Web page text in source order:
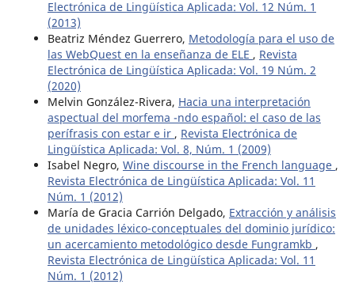
Electrónica de Lingüística Aplicada: Vol. 12 Núm. 1
(2013)
Beatriz Méndez Guerrero, Metodología para el uso de
las WebQuest en la enseñanza de ELE , Revista
Electrónica de Lingüística Aplicada: Vol. 19 Núm. 2
(2020)
Melvin González-Rivera, Hacia una interpretación
aspectual del morfema -ndo español: el caso de las
perífrasis con estar e ir , Revista Electrónica de
Lingüística Aplicada: Vol. 8, Núm. 1 (2009)
Isabel Negro, Wine discourse in the French language ,
Revista Electrónica de Lingüística Aplicada: Vol. 11
Núm. 1 (2012)
María de Gracia Carrión Delgado, Extracción y análisis
de unidades léxico-conceptuales del dominio jurídico:
un acercamiento metodológico desde Fungramkb ,
Revista Electrónica de Lingüística Aplicada: Vol. 11
Núm. 1 (2012)